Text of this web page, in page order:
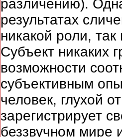
различению).
результатах
никакой роли,
Субъект никаких
возможности
субъективным
человек, глухой
зарегистрирует
беззвучном мире